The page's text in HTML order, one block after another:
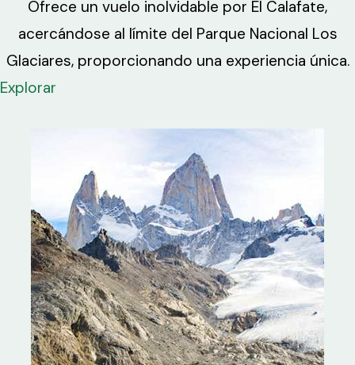
Ofrece un vuelo inolvidable por El Calafate,
acercándose al límite del Parque Nacional Los
Glaciares, proporcionando una experiencia única.
Explorar